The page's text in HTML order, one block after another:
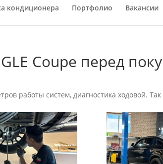
кондиционера Портфолио Вакансии
Coupe перед
работы систем, диагностика ходовой.